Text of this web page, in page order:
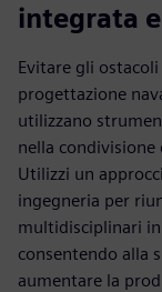
integrata
Evitare gli
progettazione
utilizzano
nella condivisione
Utilizzi un
ingegneria per
multidisciplinari
consentendo alla
aumentare la